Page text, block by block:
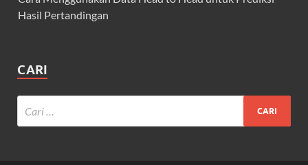
Hasil Pertandingan
CARI